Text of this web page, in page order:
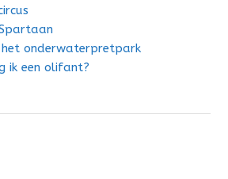
het onderwaterpretpark
ik een olifant?